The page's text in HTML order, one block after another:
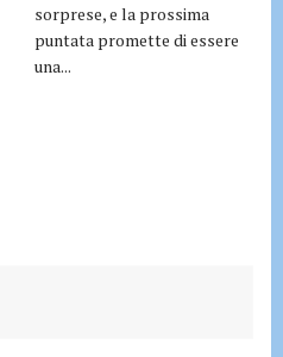
sorprese, e la prossima
puntata promette di essere
una...